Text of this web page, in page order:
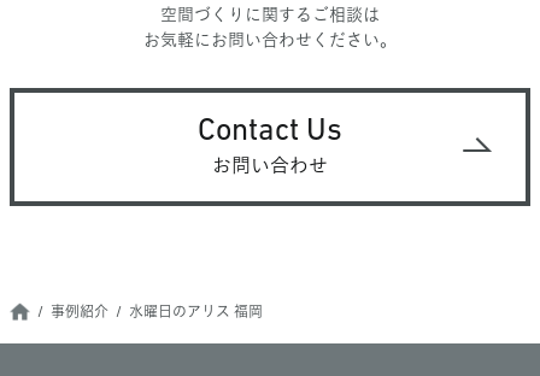
空間づくりに関するご相談は
お気軽にお問い合わせください。
Contact Us
お問い合わせ
事例紹介 水曜日のアリス 福岡